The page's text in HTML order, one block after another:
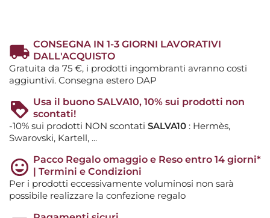
CONSEGNA IN 1-3 GIORNI LAVORATIVI
DALL'ACQUISTO
Gratuita da 75 €, i prodotti ingombranti avranno costi
aggiuntivi. Consegna estero DAP
Usa il buono SALVA10, 10% sui prodotti non
scontati!
-10% sui prodotti NON scontati SALVA10 : Hermès,
Swarovski, Kartell, ...
Pacco Regalo omaggio e Reso entro 14 giorni*
| Termini e Condizioni
Per i prodotti eccessivamente voluminosi non sarà
possibile realizzare la confezione regalo